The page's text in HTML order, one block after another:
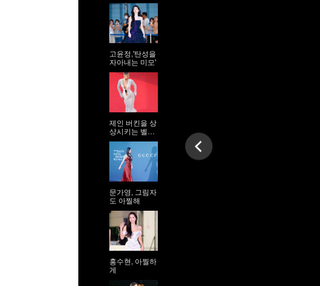
고윤정,'탄성을
자아내는 미모'
제인 버킨을 상
상시키는 벨라
하디드
문가영, 그림자
도 아찔해
홍수현, 아찔하
게